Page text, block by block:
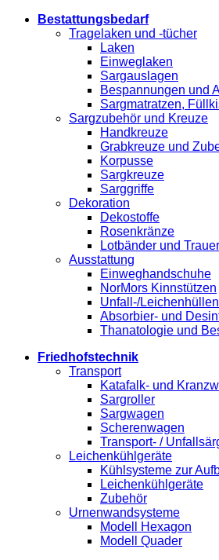
Bestattungsbedarf
Tragelaken und -tücher
Laken
Einweglaken
Sargauslagen
Bespannungen und
Sargmatratzen,
Sargzubehör und Kreuze
Handkreuze
Grabkreuze und
Korpusse
Sargkreuze
Sarggriffe
Dekoration
Dekostoffe
Rosenkränze
Lotbänder und
Ausstattung
Einweghandschuhe
NorMors Kinnstützen
Unfall-/Leichenhüllen
Absorbier- und
Thanatologie und
Friedhofstechnik
Transport
Katafalk- und
Sargroller
Sargwagen
Scherenwagen
Transport- /
Leichenkühlgeräte
Kühlsysteme zur
Leichenkühlgeräte
Zubehör
Urnenwandsysteme
Modell Hexagon
Modell Quader